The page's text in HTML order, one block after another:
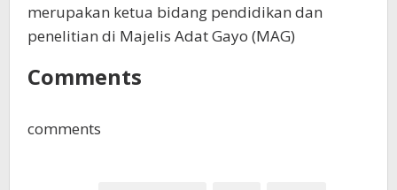
merupakan ketua bidang pendidikan dan
penelitian di Majelis Adat Gayo (MAG)
Comments
comments